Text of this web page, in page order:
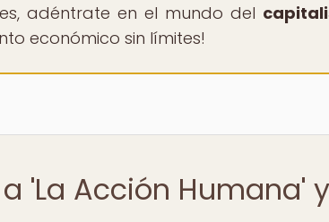
adéntrate en el mundo del
económico sin límites!
'La Acción Humana'